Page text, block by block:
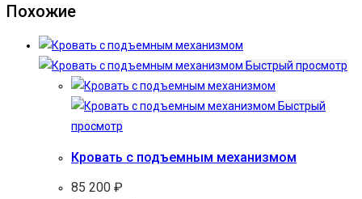
Похожие
Быстрый просмотр
Быстрый
просмотр
Кровать с подъемным механизмом
85 200 ₽